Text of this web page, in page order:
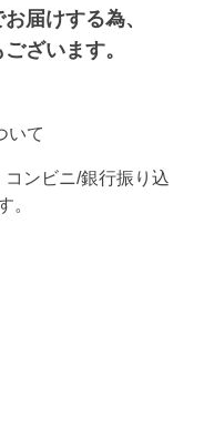
届けする為、
ざいます。
いて
ンビニ/銀行振り込
。